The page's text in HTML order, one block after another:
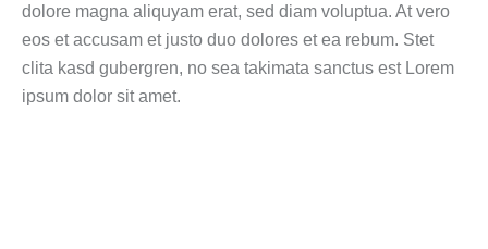
dolore magna aliquyam erat, sed diam voluptua. At vero
eos et accusam et justo duo dolores et ea rebum. Stet
clita kasd gubergren, no sea takimata sanctus est Lorem
ipsum dolor sit amet.